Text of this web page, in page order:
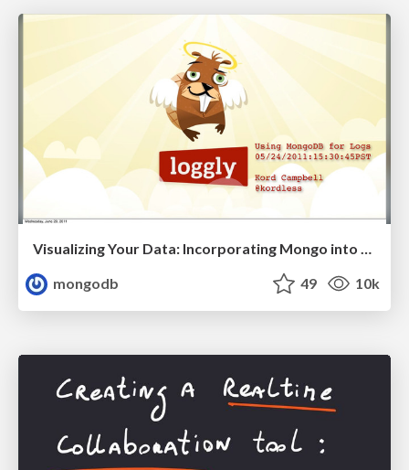
Visualizing Your Data: Incorporating Mongo into Loggly Infrastructure
mongodb
49 10k